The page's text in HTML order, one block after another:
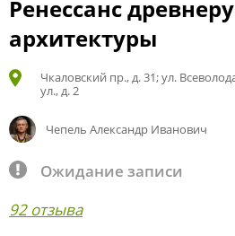
Ренессанс
архитектуры
Чкаловский пр., д. 31; ул.
ул., д. 2
Чепель Александр Иванович
Ожидание записи
92 отзыва